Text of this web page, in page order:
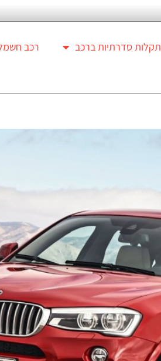
תקלות סדרתיות ברכב רכב